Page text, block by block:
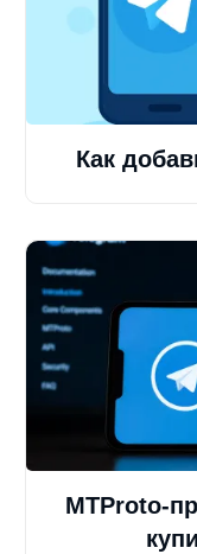
Как
MTProto-